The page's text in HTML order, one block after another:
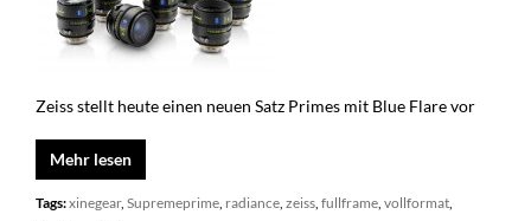
Zeiss stellt heute einen neuen Satz Primes mit Blue Flare vor
Mehr lesen
Tags:xinegear, Supremeprime, radiance, zeiss, fullframe, vollformat,